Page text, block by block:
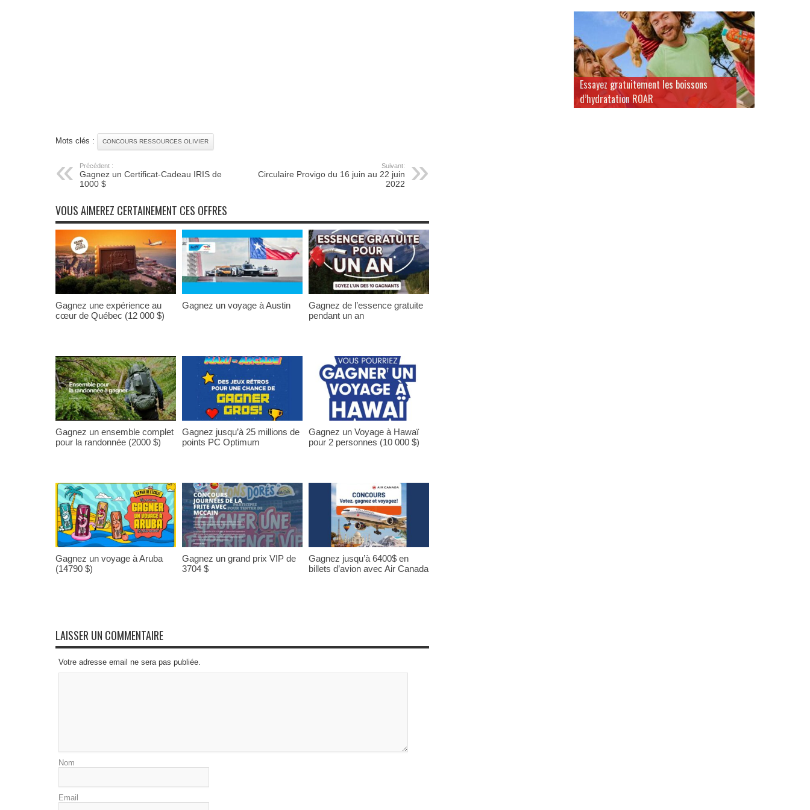
Mots clés : CONCOURS RESSOURCES OLIVIER
Précédent :
Gagnez un Certificat-Cadeau IRIS de
1000 $
Suivant:
Circulaire Provigo du 16 juin au 22 juin
2022
VOUS AIMEREZ CERTAINEMENT CES OFFRES
Gagnez une expérience au
cœur de Québec (12 000 $)
Gagnez un voyage à Austin
Gagnez de l’essence gratuite
pendant un an
Gagnez un ensemble complet
pour la randonnée (2000 $)
Gagnez jusqu’à 25 millions de
points PC Optimum
Gagnez un Voyage à Hawaï
pour 2 personnes (10 000 $)
Gagnez un voyage à Aruba
(14790 $)
Gagnez un grand prix VIP de
3704 $
Gagnez jusqu’à 6400$ en
billets d’avion avec Air Canada
LAISSER UN COMMENTAIRE
Votre adresse email ne sera pas publiée.
Nom
Email
Essayez gratuitement les boissons
d’hydratation ROAR